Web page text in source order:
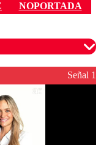
NOPORTADA
garantizar un
Señal 1